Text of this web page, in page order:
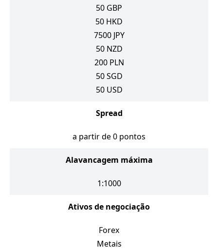
50 GBP
50 HKD
7500 JPY
50 NZD
200 PLN
50 SGD
50 USD
Spread
a partir de 0 pontos
Alavancagem máxima
1:1000
Ativos de negociação
Forex
Metais